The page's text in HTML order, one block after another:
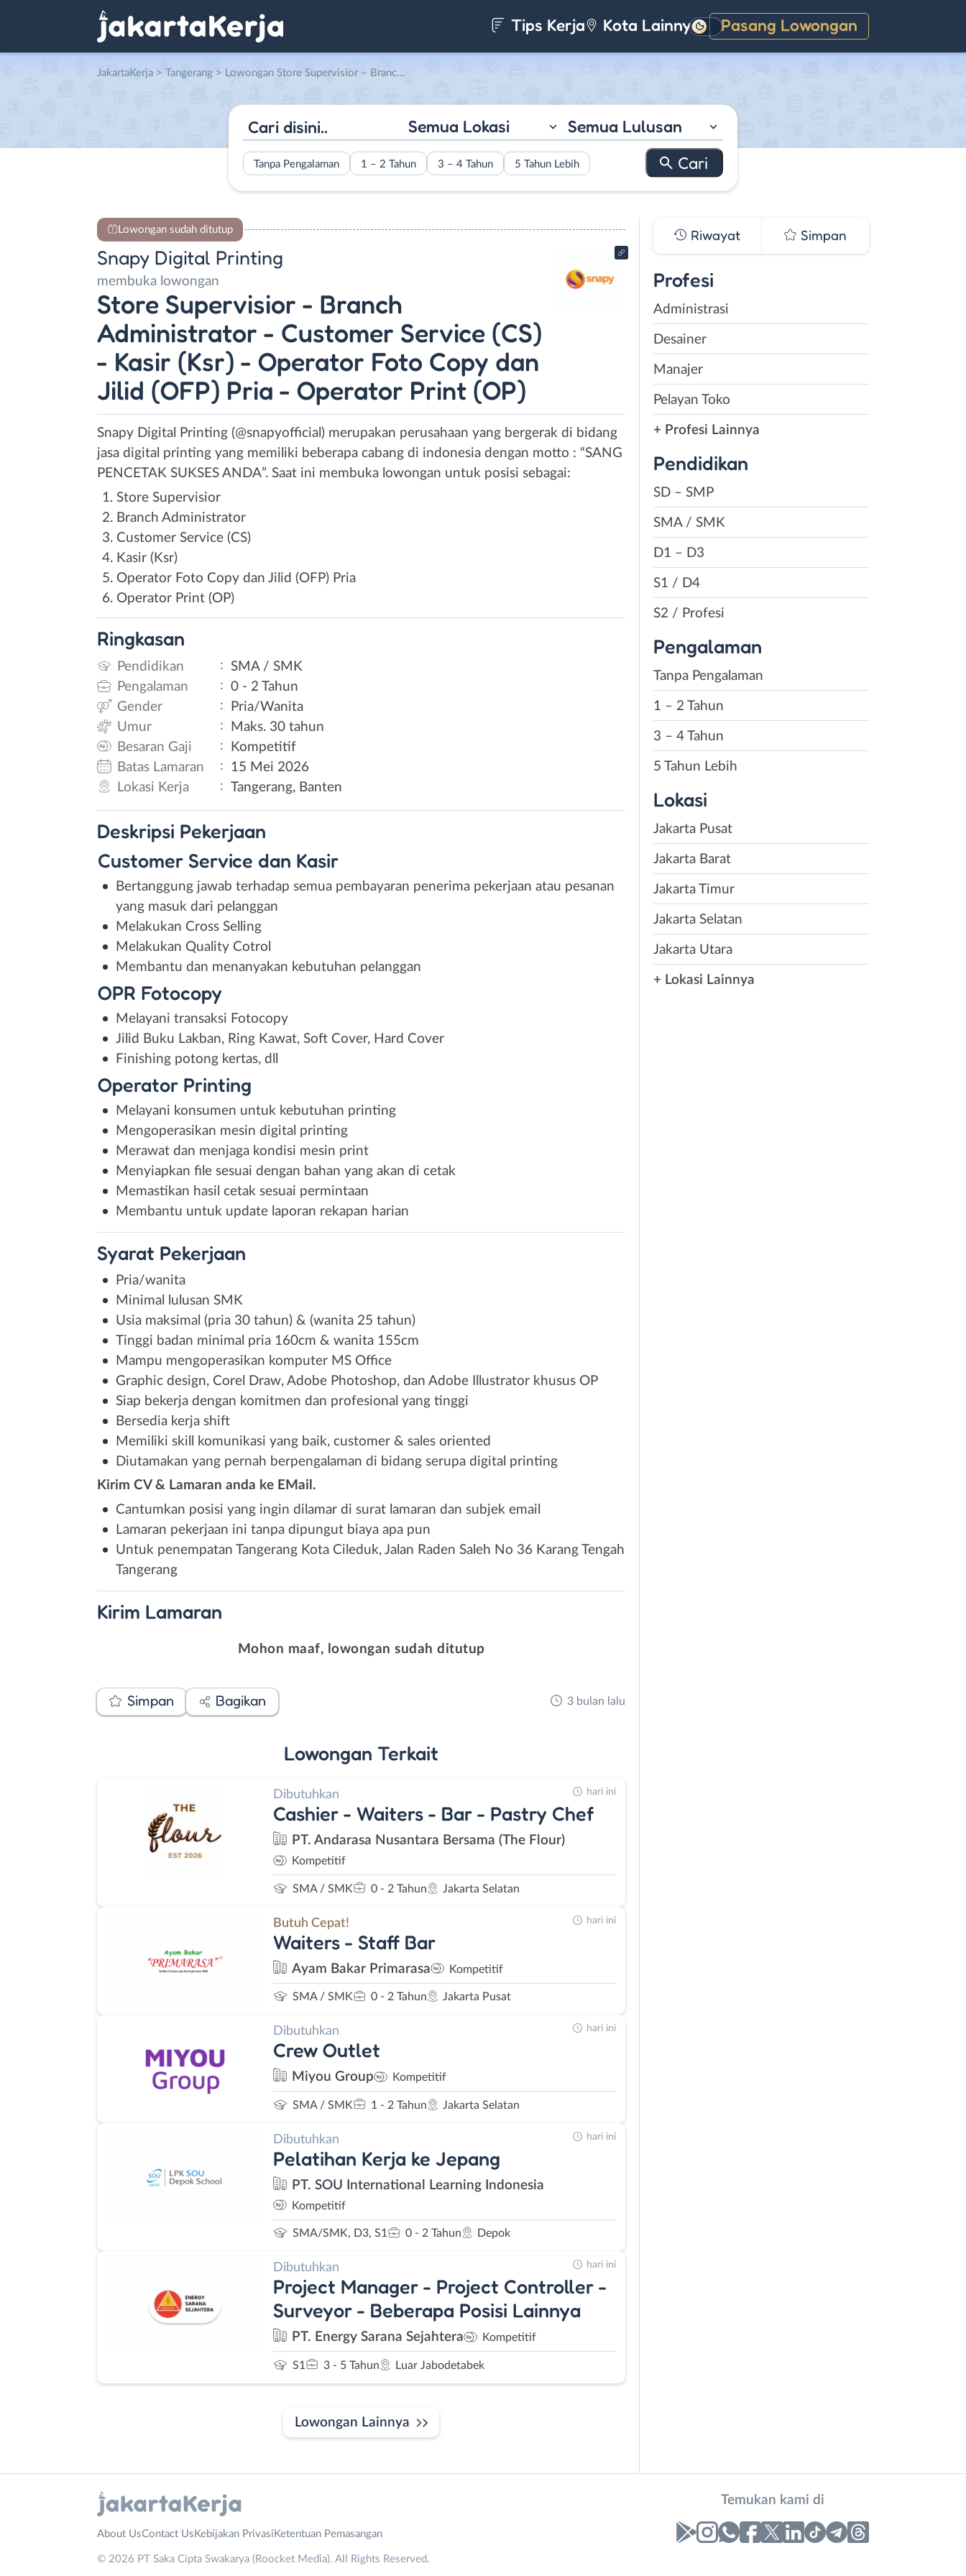
Tips Kerja Kota Lainnya Pasang Lowongan
Gelap
JakartaKerja > Tangerang > Lowongan Store Supervisior – Branch Administrator – Customer Service (CS) – Kasir (Ksr) – Operator Foto Copy dan Jilid (OFP) Pria – Operator Print (OP) di Snapy Digital Printing
Semua Lokasi Semua Lulusan
Tanpa Pengalaman 1 – 2 Tahun 3 – 4 Tahun 5 Tahun Lebih
Lowongan sudah ditutup
Snapy Digital Printing
membuka lowongan
Store Supervisior - Branch
Administrator - Customer Service (CS)
- Kasir (Ksr) - Operator Foto Copy dan
Jilid (OFP) Pria - Operator Print (OP)
Snapy Digital Printing (@snapyofficial) merupakan perusahaan yang bergerak di bidang
jasa digital printing yang memiliki beberapa cabang di indonesia dengan motto : “SANG
PENCETAK SUKSES ANDA”. Saat ini membuka lowongan untuk posisi sebagai:
Store Supervisior
Branch Administrator
Customer Service (CS)
Kasir (Ksr)
Operator Foto Copy dan Jilid (OFP) Pria
Operator Print (OP)
Ringkasan
Pendidikan : SMA / SMK
Pengalaman
: 0 - 2 Tahun
Gender
:
Pria/Wanita
Umur
:
Maks. 30 tahun
Besaran Gaji
:
Kompetitif
Batas Lamaran
:
15 Mei 2026
Lokasi Kerja
: Tangerang, Banten
Deskripsi Pekerjaan
Customer Service dan Kasir
Bertanggung jawab terhadap semua pembayaran penerima pekerjaan atau pesanan
yang masuk dari pelanggan
Melakukan Cross Selling
Melakukan Quality Cotrol
Membantu dan menanyakan kebutuhan pelanggan
OPR Fotocopy
Melayani transaksi Fotocopy
Jilid Buku Lakban, Ring Kawat, Soft Cover, Hard Cover
Finishing potong kertas, dll
Operator Printing
Melayani konsumen untuk kebutuhan printing
Mengoperasikan mesin digital printing
Merawat dan menjaga kondisi mesin print
Menyiapkan file sesuai dengan bahan yang akan di cetak
Memastikan hasil cetak sesuai permintaan
Membantu untuk update laporan rekapan harian
Syarat Pekerjaan
Pria/wanita
Minimal lulusan SMK
Usia maksimal (pria 30 tahun) & (wanita 25 tahun)
Tinggi badan minimal pria 160cm & wanita 155cm
Mampu mengoperasikan komputer MS Office
Graphic design, Corel Draw, Adobe Photoshop, dan Adobe Illustrator khusus OP
Siap bekerja dengan komitmen dan profesional yang tinggi
Bersedia kerja shift
Memiliki skill komunikasi yang baik, customer & sales oriented
Diutamakan yang pernah berpengalaman di bidang serupa digital printing
Kirim CV & Lamaran anda ke EMail.
Cantumkan posisi yang ingin dilamar di surat lamaran dan subjek email
Lamaran pekerjaan ini tanpa dipungut biaya apa pun
Untuk penempatan Tangerang Kota Cileduk, Jalan Raden Saleh No 36 Karang Tengah
Tangerang
Kirim Lamaran
Mohon maaf, lowongan sudah ditutup
Simpan Bagikan 3 bulan lalu
Lowongan Terkait
Dibutuhkan
Cashier - Waiters - Bar - Pastry Chef
PT. Andarasa Nusantara Bersama (The Flour)
Kompetitif
SMA / SMK 0 - 2 Tahun Jakarta Selatan
hari ini
Butuh Cepat!
Waiters - Staff Bar
Ayam Bakar Primarasa Kompetitif
SMA / SMK 0 - 2 Tahun Jakarta Pusat
hari ini
Dibutuhkan
Crew Outlet
Miyou Group Kompetitif
SMA / SMK 1 - 2 Tahun Jakarta Selatan
hari ini
Dibutuhkan
Pelatihan Kerja ke Jepang
PT. SOU International Learning Indonesia
Kompetitif
SMA/SMK, D3, S1 0 - 2 Tahun Depok
hari ini
Dibutuhkan
Project Manager - Project Controller -
Surveyor - Beberapa Posisi Lainnya
PT. Energy Sarana Sejahtera Kompetitif
S1 3 - 5 Tahun Luar Jabodetabek
hari ini
Lowongan Lainnya
Riwayat Simpan
Profesi
Administrasi
Desainer
Manajer
Pelayan Toko
+ Profesi Lainnya
Pendidikan
SD – SMP
SMA / SMK
D1 – D3
S1 / D4
S2 / Profesi
Pengalaman
Tanpa Pengalaman
1 – 2 Tahun
3 – 4 Tahun
5 Tahun Lebih
Lokasi
Jakarta Pusat
Jakarta Barat
Jakarta Timur
Jakarta Selatan
Jakarta Utara
+ Lokasi Lainnya
About UsContact Us Kebijakan Privasi Ketentuan Pemasangan
Temukan kami di
© 2026 PT Saka Cipta Swakarya (Roocket Media). All Rights Reserved.